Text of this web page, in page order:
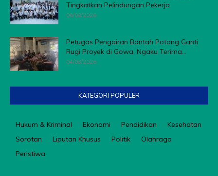
Tingkatkan Pelindungan Pekerja
06/08/2026
Petugas Pengairan Bantah Potong Ganti
Rugi Proyek di Gowa, Ngaku Terima...
04/08/2026
KATEGORI POPULER
Hukum & Kriminal Ekonomi Pendidikan
Kesehatan
Sorotan
Liputan Khusus Politik
Olahraga
Peristiwa